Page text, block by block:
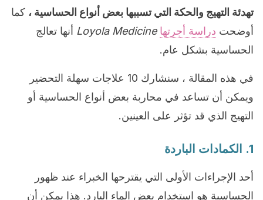
تهدئة التهيج والحكة التي تسببها بعض أنواع الحساسية ، كما
أوضحت دراسة أجرتها Loyola Medicine أنها تعالج
الحساسية بشكل عام.
في هذه المقالة ، سنشارك 10 علاجات سهلة التحضير
ويمكن أن تساعد في محاربة بعض أنواع الحساسية أو
التهيج الذي قد تؤثر على العينين.
1. الكمادات الباردة
أحد الإجراءات الأولى التي يقترحها الخبراء عند ظهور
الحساسية هو استخدام بعض الماء البارد. هذا يمكن أن